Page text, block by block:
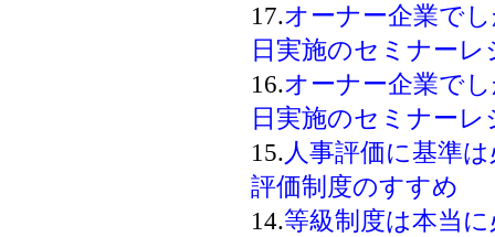
17.オーナー企業で
日実施のセミナーレ
16.オーナー企業で
日実施のセミナーレ
15. 人事評価に基準
評価制度のすすめ
14.等級制度は本当